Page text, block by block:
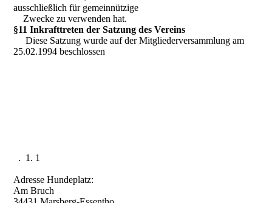
ausschließlich für gemeinnützige
Zwecke zu verwenden hat.
§11 Inkrafttreten der Satzung des Vereins
Diese Satzung wurde auf der Mitgliederversammlung am
25.02.1994 beschlossen
. 1. 1
Adresse Hundeplatz:
Am Bruch